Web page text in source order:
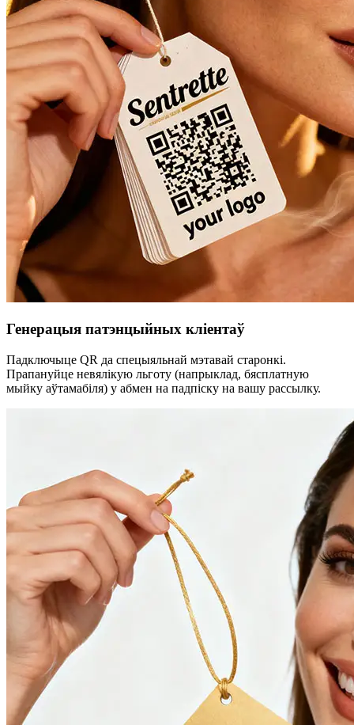
Генерацыя патэнцыйных кліентаў
Падключыце QR да спецыяльнай мэтавай старонкі.
Прапануйце невялікую льготу (напрыклад, бясплатную
мыйку аўтамабіля) у абмен на падпіску на вашу рассылку.